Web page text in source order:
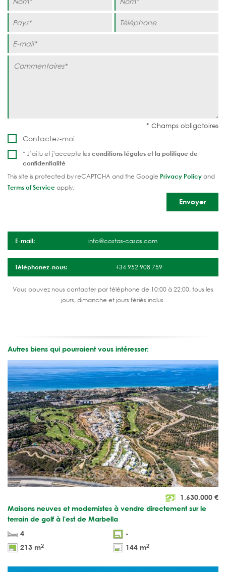
Contactez-moi
* J’ai lu et j’accepte les conditions légales et la politique de
confidentialité
This site is protected by reCAPTCHA and the Google Privacy Policyand
Terms of Serviceapply.
E-mail: info@costas-casas.com
Téléphonez-nous: +34 952 908 759
Vous pouvez nous contacter par téléphone de 10:00 à 22:00, tous les
jours, dimanche et jours fériés inclus.
Autres biens qui pourraient vous intéresser:
1.630.000 €
Maisons neuves et modernistes à vendre directement sur le
terrain de golf à l'est de Marbella
4
-
213 m2 144 m2